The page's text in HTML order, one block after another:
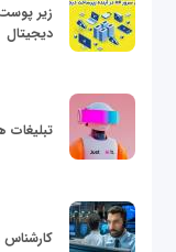
دیجیتال
تبلیغات